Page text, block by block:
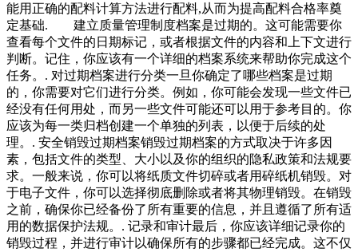
能用正确的配料计算方法进行配料,从而为提高配料合格率奠
定基础. 建立质量管理制度档案是过期的。这可能需要你
查看每个文件的日期标记，或者根据文件的内容和上下文进行
判断。记住，你应该有一个详细的档案系统来帮助你完成这个
任务。. 对过期档案进行分类一旦你确定了哪些档案是过期
的，你需要对它们进行分类。例如，你可能会发现一些文件已
经没有任何用处，而另一些文件可能还可以用于参考目的。你
应该为每一类归档创建一个单独的列表，以便于后续的处
理。. 安全销毁过期档案销毁过期档案的方式取决于许多因
素，包括文件的类型、大小以及你的组织的隐私政策和法规要
求。一般来说，你可以将纸质文件切碎或者用碎纸机销毁。对
于电子文件，你可以选择彻底删除或者将其物理销毁。在销毁
之前，确保你已经备份了所有重要的信息，并且遵循了所有适
用的数据保护法规。. 记录和审计最后，你应该详细记录你的
销毁过程，并进行审计以确保所有的步骤都已经完成。这不仅